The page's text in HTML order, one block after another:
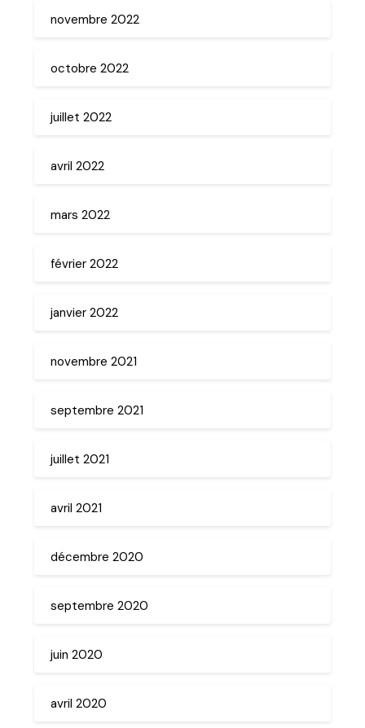
novembre 2022
octobre 2022
juillet 2022
avril 2022
mars 2022
février 2022
janvier 2022
novembre 2021
septembre 2021
juillet 2021
avril 2021
décembre 2020
septembre 2020
juin 2020
avril 2020